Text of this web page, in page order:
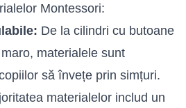
Montessori:
De la cilindri cu butoane
materialele sunt
să învețe prin simțuri.
materialelor includ un